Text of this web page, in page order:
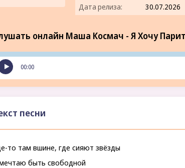
Дата релиза:
30.07.2026
онлайн Маша Космач - Я Хочу
00:00
песни
то там вшине, где сияют звёзды
быть свободной